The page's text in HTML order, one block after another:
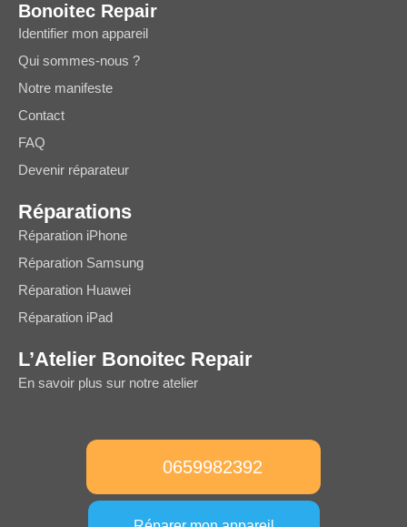
Bonoitec Repair
Identifier mon appareil
Qui sommes-nous ?
Notre manifeste
Contact
FAQ
Devenir réparateur
Réparations
Réparation iPhone
Réparation Samsung
Réparation Huawei
Réparation iPad
L’Atelier Bonoitec Repair
En savoir plus sur notre atelier
0659982392